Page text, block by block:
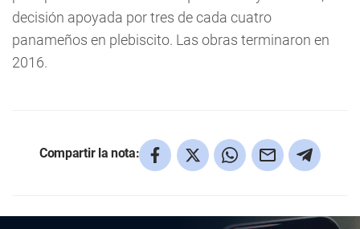
decisión apoyada por tres de cada cuatro
panameños en plebiscito. Las obras terminaron en
2016.
Compartir la nota: